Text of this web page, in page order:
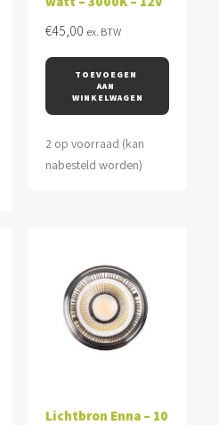
€45,00 ex. BTW
TOEVOEGEN
AAN
WINKELWAGEN
2 op voorraad (kan
nabesteld worden)
Lichtbron Enna – 10